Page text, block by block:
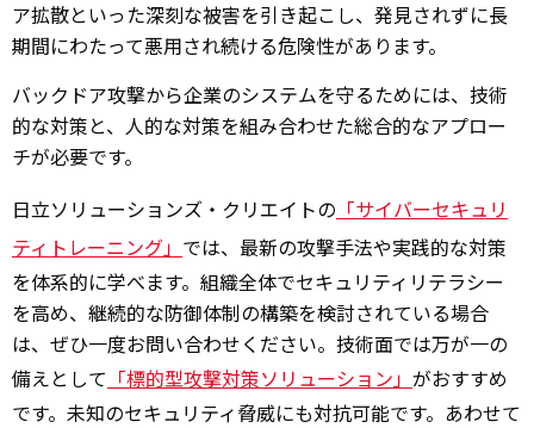
ア拡散といった深刻な被害を引き起こし、発見されずに長
期間にわたって悪用され続ける危険性があります。
バックドア攻撃から企業のシステムを守るためには、技術
的な対策と、人的な対策を組み合わせた総合的なアプロー
チが必要です。
日立ソリューションズ・クリエイトの 「サイバーセキュリ
ティトレーニング」 では、最新の攻撃手法や実践的な対策
を体系的に学べます。組織全体でセキュリティリテラシー
を高め、継続的な防御体制の構築を検討されている場合
は、ぜひ一度お問い合わせください。技術面では万が一の
備えとして 「標的型攻撃対策ソリューション」 がおすすめ
です。未知のセキュリティ脅威にも対抗可能です。あわせて